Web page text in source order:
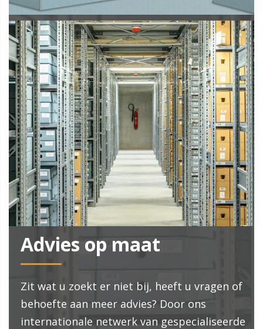
Advies op maat
Zit wat u zoekt er niet bij, heeft u vragen of
behoefte aan meer advies? Door ons
internationale netwerk van gespecialiseerde